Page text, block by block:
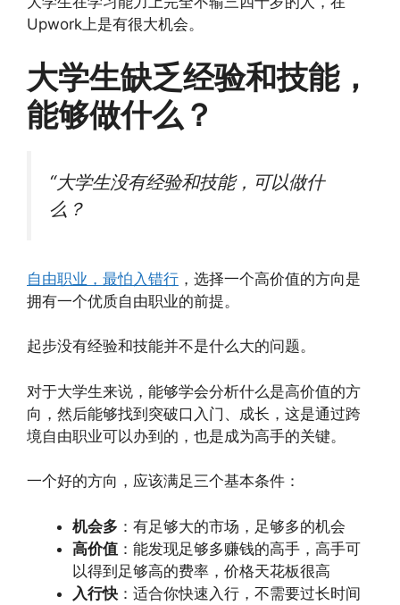
Upwork上是有很大机会。
大学生缺乏经验和技能，
能够做什么？
“大学生没有经验和技能，可以做什
么？
自由职业，最怕入错行 ，选择一个高价值的方向是
拥有一个优质自由职业的前提。
起步没有经验和技能并不是什么大的问题。
对于大学生来说，能够学会分析什么是高价值的方
向，然后能够找到突破口入门、成长，这是通过跨
境自由职业可以办到的，也是成为高手的关键。
一个好的方向，应该满足三个基本条件：
机会多 ：有足够大的市场，足够多的机会
高价值 ：能发现足够多赚钱的高手，高手可
以得到足够高的费率，价格天花板很高
入行快 ：适合你快速入行，不需要过长时间